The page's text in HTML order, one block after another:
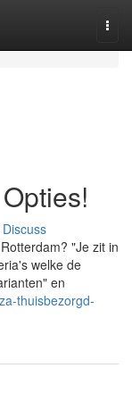
Discuss
"Je zit in
welke de
en
thuisbezorgd-